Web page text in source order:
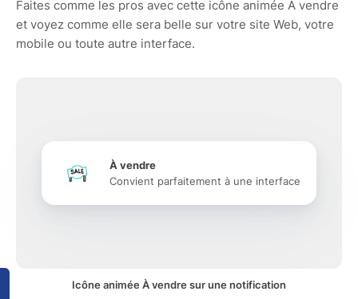
Faites comme les pros avec cette icône animée À vendre
et voyez comme elle sera belle sur votre site Web, votre
mobile ou toute autre interface.
À vendre
Convient parfaitement à une interface
Icône animée À vendre sur une notification